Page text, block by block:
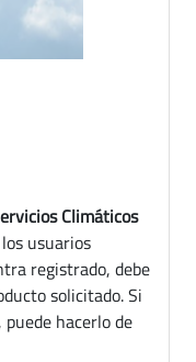
Climáticos
usuarios
registrado, debe
solicitado. Si
hacerlo de